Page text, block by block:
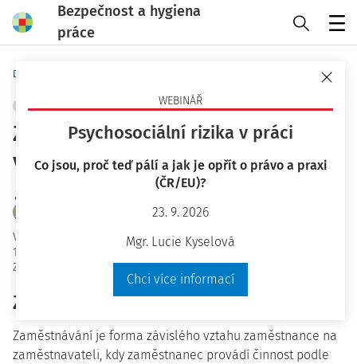
Bezpečnost a hygiena
práce
WEBINÁŘ
Psychosociální rizika v práci
Co jsou, proč teď pálí a jak je opřít o právo a praxi
(ČR/EU)?
23. 9. 2026
Mgr. Lucie Kyselová
Chci více informací
Domů
ZEMĚDĚLSTVÍ A LESNICTVÍ + PŘIDAT VLASTNÍ
Zaměstnávání migrantů/cizinců
v zemědělské oblasti
Ing. Marek Nechvátal Ph.D.
Mgr. et Mgr. Josef Senčík
Vydáno
19 minut čtení
Zdroj
Bezpečnost a hygiena práce 2/2016
Zaměstnávání
Zaměstnávání je forma závislého vztahu zaměstnance na
zaměstnavateli, kdy zaměstnanec provádí činnost podle